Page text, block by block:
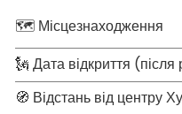
🗺 Місцезнаходження
🗽 Дата відкриття (після
🧭 Відстань від центру